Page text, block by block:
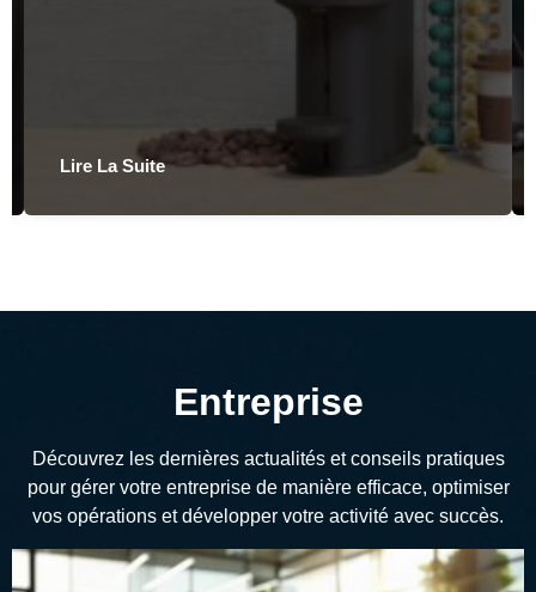
Lire La Suite
Entreprise
Découvrez les dernières actualités et conseils pratiques
pour gérer votre entreprise de manière efficace, optimiser
vos opérations et développer votre activité avec succès.